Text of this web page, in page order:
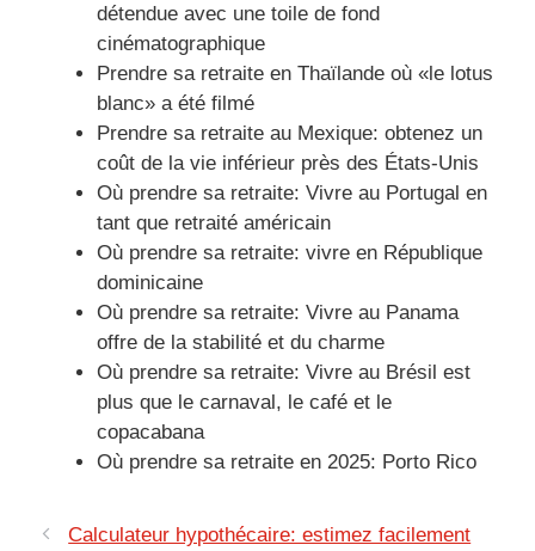
détendue avec une toile de fond
cinématographique
Prendre sa retraite en Thaïlande où «le lotus
blanc» a été filmé
Prendre sa retraite au Mexique: obtenez un
coût de la vie inférieur près des États-Unis
Où prendre sa retraite: Vivre au Portugal en
tant que retraité américain
Où prendre sa retraite: vivre en République
dominicaine
Où prendre sa retraite: Vivre au Panama
offre de la stabilité et du charme
Où prendre sa retraite: Vivre au Brésil est
plus que le carnaval, le café et le
copacabana
Où prendre sa retraite en 2025: Porto Rico
Calculateur hypothécaire: estimez facilement